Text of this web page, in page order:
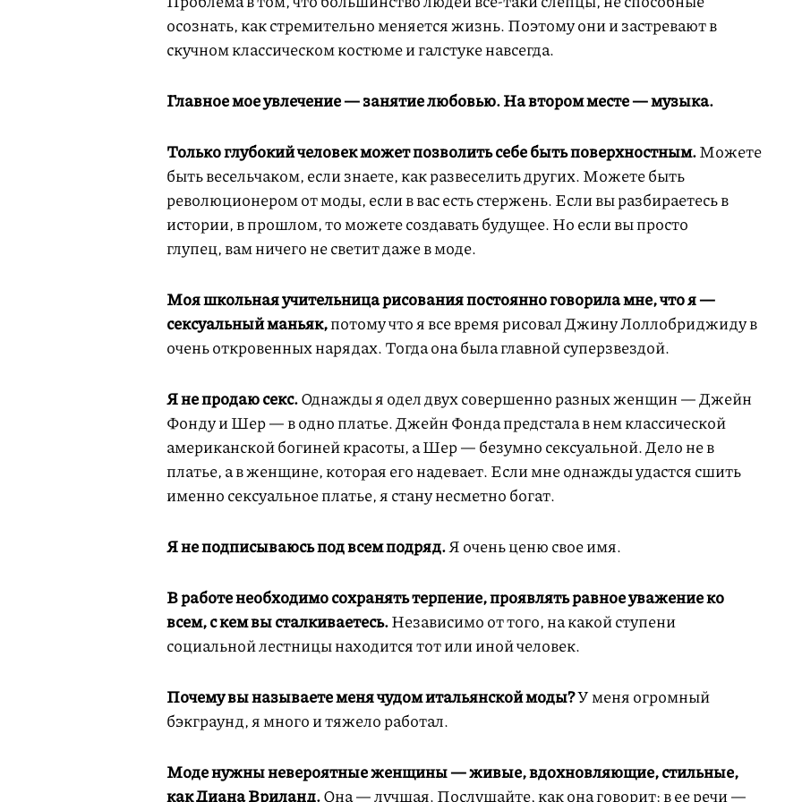
осознать, как стремительно меняется жизнь. Поэтому они и застревают в
скучном классическом костюме и галстуке навсегда.
Главное мое увлечение — занятие любовью. На втором месте — музыка.
Только глубокий человек может позволить себе быть поверхностным.Можете
быть весельчаком, если знаете, как развеселить других. Можете быть
революционером от моды, если в вас есть стержень. Если вы разбираетесь в
истории, в прошлом, то можете создавать будущее. Но если вы просто
глупец, вам ничего не светит даже в моде.
Моя школьная учительница рисования постоянно говорила мне, что я —
сексуальный маньяк,потому что я все время рисовал Джину Лоллобриджиду в
очень откровенных нарядах. Тогда она была главной суперзвездой.
Я не продаю секс.Однажды я одел двух совершенно разных женщин — Джейн
Фонду и Шер — в одно платье. Джейн Фонда предстала в нем классической
американской богиней красоты, а Шер — безумно сексуальной. Дело не в
платье, а в женщине, которая его надевает. Если мне однажды удастся сшить
именно сексуальное платье, я стану несметно богат.
Я не подписываюсь под всем подряд.Я очень ценю свое имя.
В работе необходимо сохранять терпение, проявлять равное уважение ко
всем, с кем вы сталкиваетесь.Независимо от того, на какой ступени
социальной лестницы находится тот или иной человек.
Почему вы называете меня чудом итальянской моды?У меня огромный
бэкграунд, я много и тяжело работал.
Моде нужны невероятные женщины — живые, вдохновляющие, стильные,
как Диана Вриланд.Она — лучшая. Послушайте, как она говорит: в ее речи —